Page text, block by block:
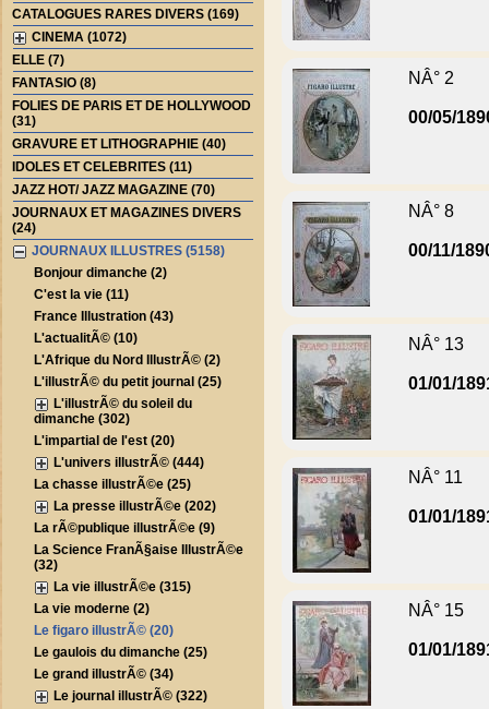
CATALOGUES RARES DIVERS (169)
CINEMA (1072)
ELLE (7)
FANTASIO (8)
FOLIES DE PARIS ET DE HOLLYWOOD
(31)
GRAVURE ET LITHOGRAPHIE (40)
IDOLES ET CELEBRITES (11)
JAZZ HOT/ JAZZ MAGAZINE (70)
JOURNAUX ET MAGAZINES DIVERS
(24)
JOURNAUX ILLUSTRES (5158)
Bonjour dimanche (2)
C'est la vie (11)
France Illustration (43)
L'actualitÃ© (10)
L'Afrique du Nord IllustrÃ© (2)
L'illustrÃ© du petit journal (25)
L'illustrÃ© du soleil du
dimanche (302)
L'impartial de l'est (20)
L'univers illustrÃ© (444)
La chasse illustrÃ©e (25)
La presse illustrÃ©e (202)
La rÃ©publique illustrÃ©e (9)
La Science FranÃ§aise IllustrÃ©e
(32)
La vie illustrÃ©e (315)
La vie moderne (2)
Le figaro illustrÃ© (20)
Le gaulois du dimanche (25)
Le grand illustrÃ© (34)
Le journal illustrÃ© (322)
NÂ° 2
00/05/
NÂ° 8
00/11/
NÂ° 13
01/01/
NÂ° 11
01/01/
NÂ° 15
01/01/